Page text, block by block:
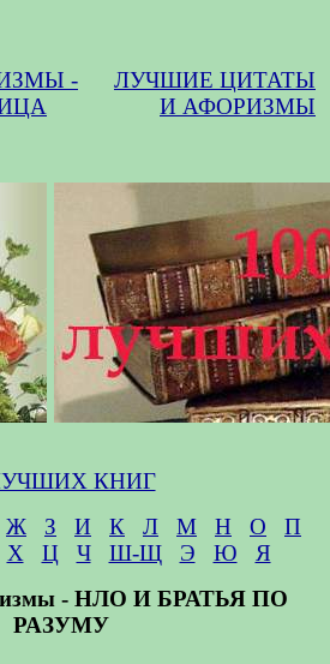
-
ЛУЧШИЕ ЦИТАТЫ
И АФОРИЗМЫ
КНИГ
Ж З И К Л М Н О
П
Х Ц Ч Ш-Щ Э Ю
Я
- НЛО И БРАТЬЯ ПО
РАЗУМУ